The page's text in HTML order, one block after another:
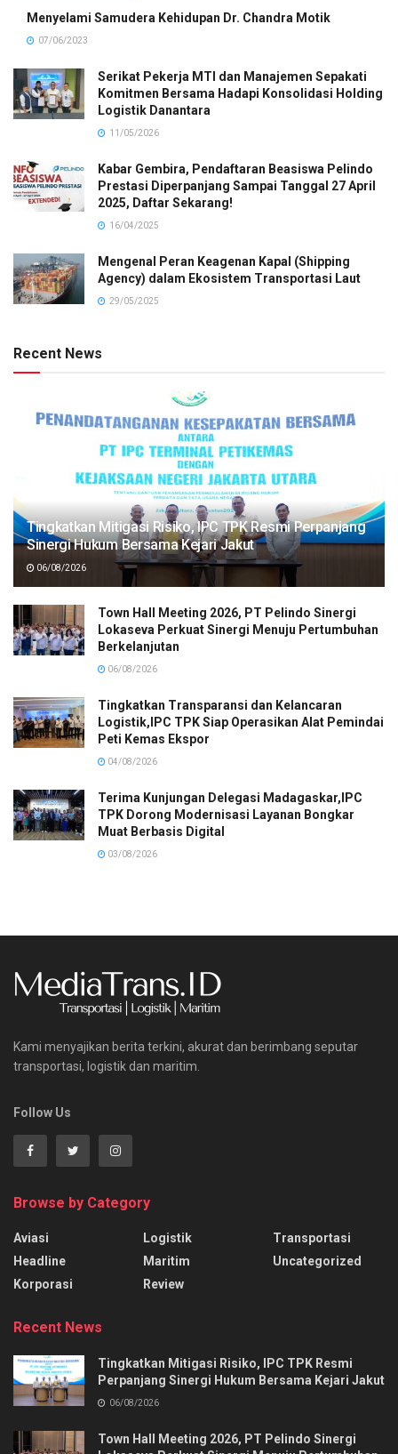
Menyelami Samudera Kehidupan Dr. Chandra Motik
07/06/2023
Serikat Pekerja MTI dan Manajemen Sepakati
Komitmen Bersama Hadapi Konsolidasi Holding
Logistik Danantara
11/05/2026
Kabar Gembira, Pendaftaran Beasiswa Pelindo
Prestasi Diperpanjang Sampai Tanggal 27 April
2025, Daftar Sekarang!
16/04/2025
Mengenal Peran Keagenan Kapal (Shipping
Agency) dalam Ekosistem Transportasi Laut
29/05/2025
Recent News
Tingkatkan Mitigasi Risiko, IPC TPK Resmi Perpanjang
Sinergi Hukum Bersama Kejari Jakut
06/08/2026
Town Hall Meeting 2026, PT Pelindo Sinergi
Lokaseva Perkuat Sinergi Menuju Pertumbuhan
Berkelanjutan
06/08/2026
Tingkatkan Transparansi dan Kelancaran
Logistik,IPC TPK Siap Operasikan Alat Pemindai
Peti Kemas Ekspor
04/08/2026
Terima Kunjungan Delegasi Madagaskar,IPC
TPK Dorong Modernisasi Layanan Bongkar
Muat Berbasis Digital
03/08/2026
Kami menyajikan berita terkini, akurat dan berimbang seputar
transportasi, logistik dan maritim.
Follow Us
Browse by Category
Aviasi
Headline
Korporasi
Logistik
Maritim
Review
Transportasi
Uncategorized
Recent News
Tingkatkan Mitigasi Risiko, IPC TPK Resmi
Perpanjang Sinergi Hukum Bersama Kejari Jakut
06/08/2026
Town Hall Meeting 2026, PT Pelindo Sinergi